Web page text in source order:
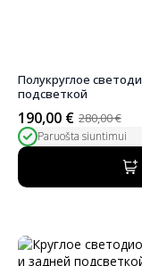
Полукруглое
подсветкой
280,00€
Первоначальная
цена
была:
280,00 €.
190,00 €
Текущая
цена:
190,00 €.
Paruošta siuntimui